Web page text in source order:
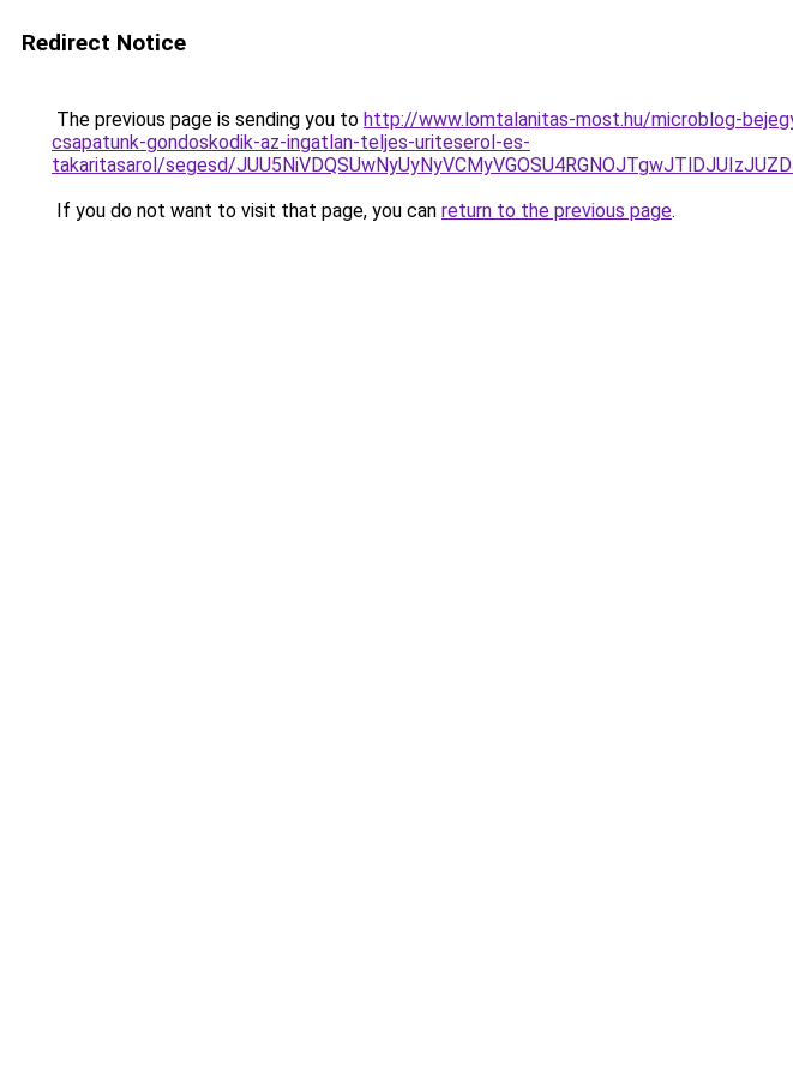
Redirect Notice
The previous page is sending you to http://www.lomtalanitas-most.hu/microblog-
csapatunk-gondoskodik-az-ingatlan-teljes-uriteserol-es-
takaritasarol/segesd/
If you do not want to visit that page, you can return to the previous page.